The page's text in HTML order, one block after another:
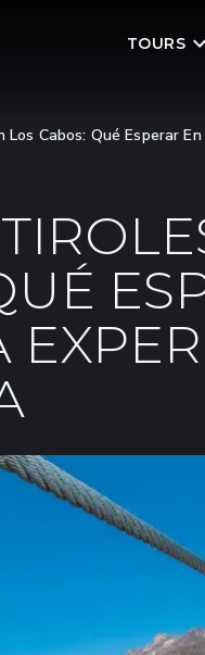
TOURS
Los Cabos: Qué Esperar